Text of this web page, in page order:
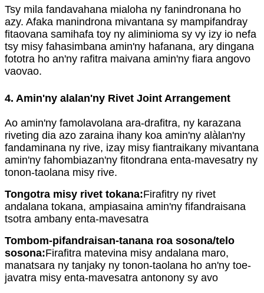
Tsy mila fandavahana mialoha ny fanindronana ho
azy. Afaka manindrona mivantana sy mampifandray
fitaovana samihafa toy ny aliminioma sy vy izy io nefa
tsy misy fahasimbana amin'ny hafanana, ary dingana
fototra ho an'ny rafitra maivana amin'ny fiara angovo
vaovao.
4. Amin'ny alalan'ny Rivet Joint Arrangement
Ao amin'ny famolavolana ara-drafitra, ny karazana
riveting dia azo zaraina ihany koa amin'ny alàlan'ny
fandaminana ny rive, izay misy fiantraikany mivantana
amin'ny fahombiazan'ny fitondrana enta-mavesatry ny
tonon-taolana misy rive.
Tongotra misy rivet tokana:Firafitry ny rivet
andalana tokana, ampiasaina amin'ny fifandraisana
tsotra ambany enta-mavesatra
Tombom-pifandraisan-tanana roa sosona/telo
sosona:Firafitra matevina misy andalana maro,
manatsara ny tanjaky ny tonon-taolana ho an'ny toe-
javatra misy enta-mavesatra antonony sy avo